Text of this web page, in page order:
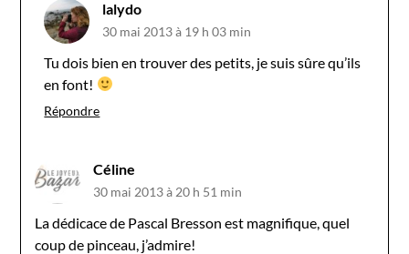
lalydo
30 mai 2013 à 19 h 03 min
Tu dois bien en trouver des petits, je suis sûre qu’ils
en font!
Répondre
Céline
30 mai 2013 à 20 h 51 min
La dédicace de Pascal Bresson est magnifique, quel
coup de pinceau, j’admire!